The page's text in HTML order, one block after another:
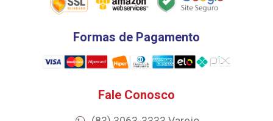
Formas de Pagamento
Fale Conosco